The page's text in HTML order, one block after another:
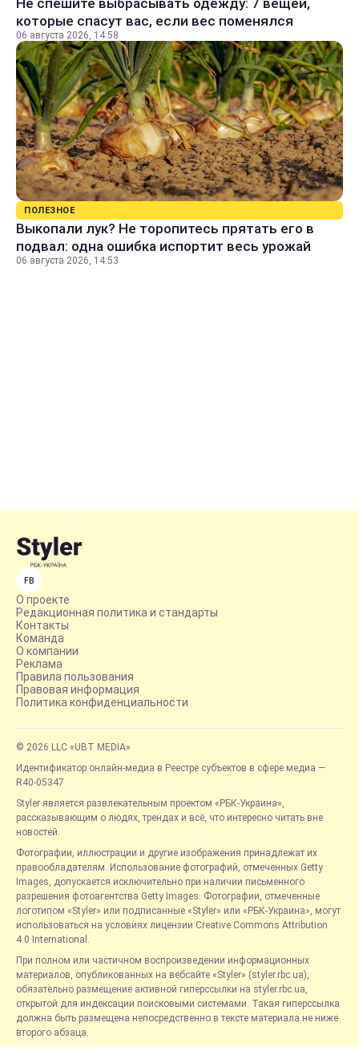
Не спешите выбрасывать одежду: 7 вещей,
которые спасут вас, если вес поменялся
06 августа 2026, 14:58
ПОЛЕЗНОЕ
Выкопали лук? Не торопитесь прятать его в
подвал: одна ошибка испортит весь урожай
06 августа 2026, 14:53
FB
О проекте
Редакционная политика и стандарты
Контакты
Команда
О компании
Реклама
Правила пользования
Правовая информация
Политика конфиденциальности
© 2026 LLC «UBT MEDIA»
Идентификатор онлайн-медиа в Реестре субъектов в сфере медиа —
R40-05347
Styler является развлекательным проектом «РБК-Украина»,
рассказывающим о людях, трендах и всё, что интересно читать вне
новостей.
Фотографии, иллюстрации и другие изображения принадлежат их
правообладателям. Использование фотографий, отмеченных Getty
Images, допускается исключительно при наличии письменного
разрешения фотоагентства Getty Images. Фотографии, отмеченные
логотипом «Styler» или подписанные «Styler» или «РБК-Украина», могут
использоваться на условиях лицензии Creative Commons Attribution
4.0 International.
При полном или частичном воспроизведении информационных
материалов, опубликованных на вебсайте «Styler» (styler.rbc.ua),
обязательно размещение активной гиперссылки на styler.rbc.ua,
открытой для индексации поисковыми системами. Такая гиперссылка
должна быть размещена непосредственно в тексте материала не ниже
второго абзаца.